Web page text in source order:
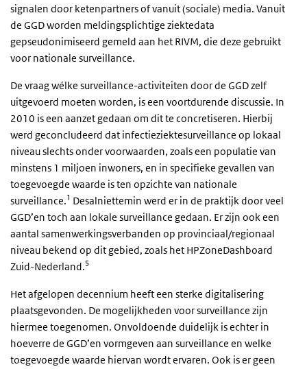
signalen door ketenpartners of vanuit (sociale) media. Vanuit
de GGD worden meldingsplichtige ziektedata
gepseudonimiseerd gemeld aan het RIVM, die deze gebruikt
voor nationale surveillance.
De vraag wélke surveillance-activiteiten door de GGD zelf
uitgevoerd moeten worden, is een voortdurende discussie. In
2010 is een aanzet gedaan om dit te concretiseren. Hierbij
werd geconcludeerd dat infectieziektesurveillance op lokaal
niveau slechts onder voorwaarden, zoals een populatie van
minstens 1 miljoen inwoners, en in specifieke gevallen van
toegevoegde waarde is ten opzichte van nationale
surveillance.1 Desalniettemin werd er in de praktijk door veel
GGD’en toch aan lokale surveillance gedaan. Er zijn ook een
aantal samenwerkingsverbanden op provinciaal/regionaal
niveau bekend op dit gebied, zoals het HPZoneDashboard
Zuid-Nederland.5
Het afgelopen decennium heeft een sterke digitalisering
plaatsgevonden. De mogelijkheden voor surveillance zijn
hiermee toegenomen. Onvoldoende duidelijk is echter in
hoeverre de GGD’en vormgeven aan surveillance en welke
toegevoegde waarde hiervan wordt ervaren. Ook is er geen